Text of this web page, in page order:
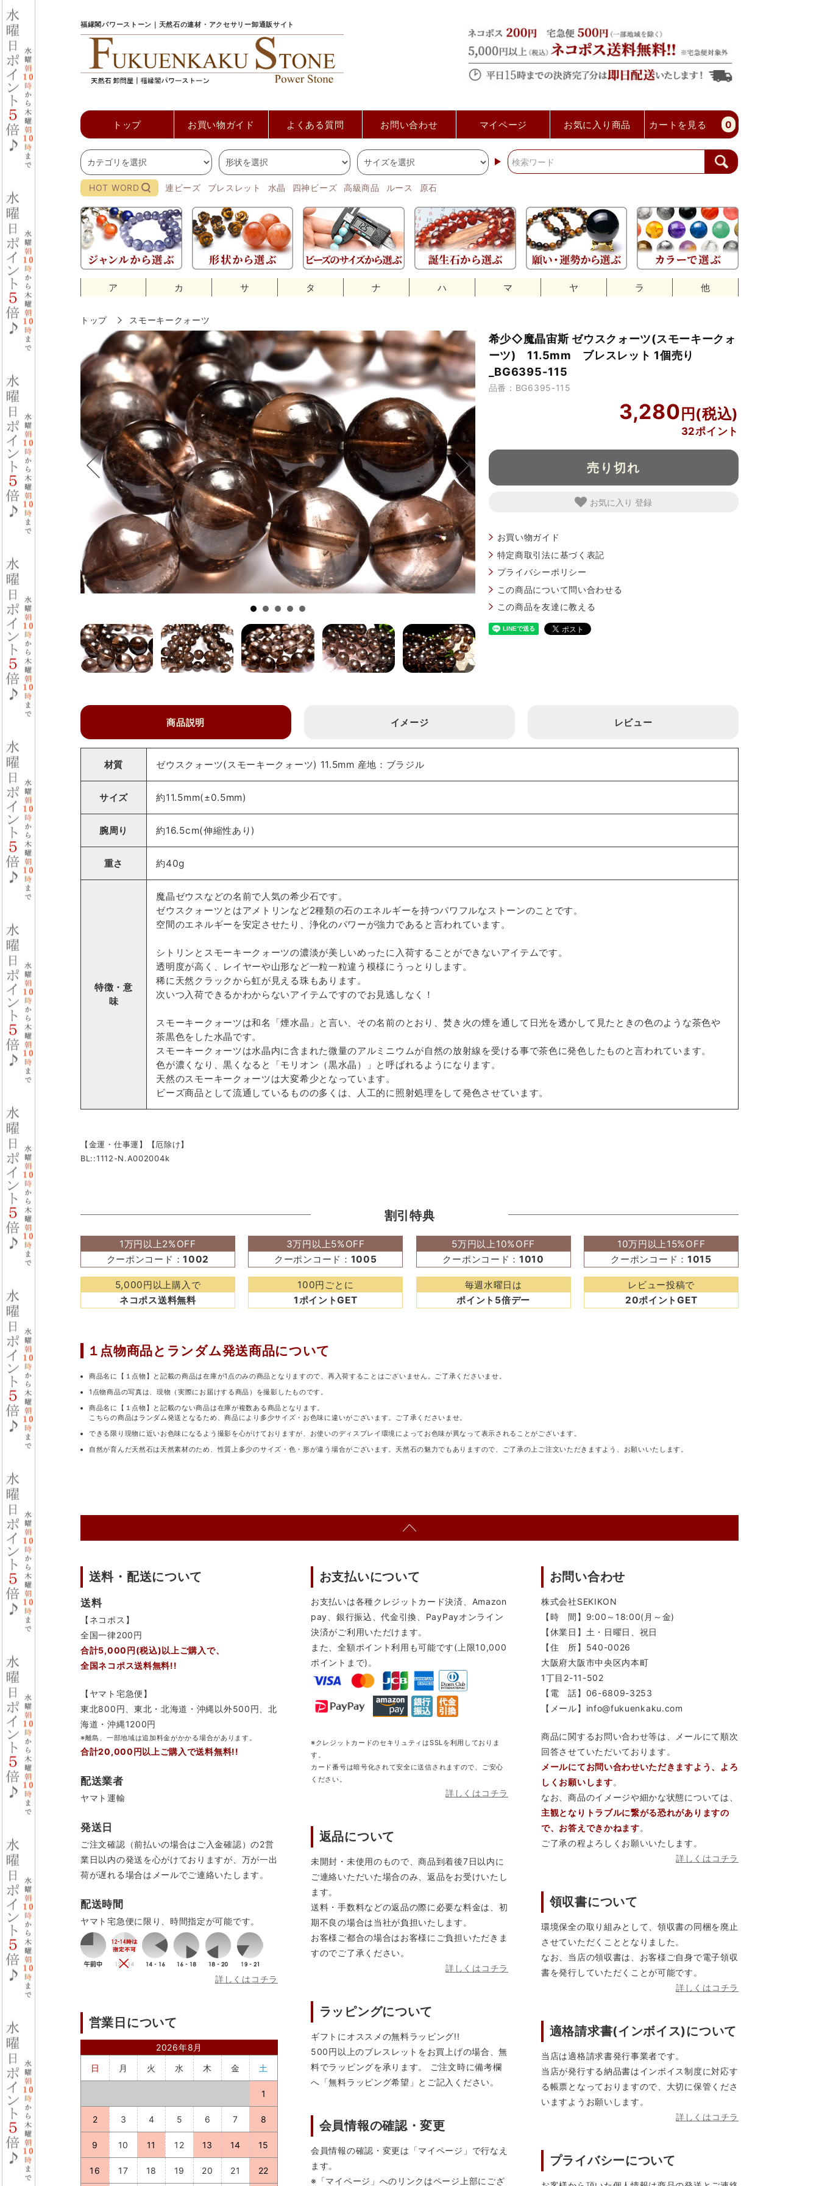
福縁閣パワーストーン｜天然石の連材・アクセサリー卸通販サイト
トップ お買い物ガイド よくある質問 お問い合わせ マイページ お気に入り商品 カートを見る 0
HOT WORD 連ビーズ ブレスレット 水晶 四神ビーズ 高級商品 ルース 原石
ア カ サ タ ナ ハ マ ヤ ラ 他
トップ スモーキークォーツ
希少◇魔晶宙斯 ゼウスクォーツ(スモーキークォ
ーツ) 11.5mm ブレスレット 1個売り
_BG6395-115
品番：BG6395-115
3,280
32ポイント
売り切れ
お気に入り
お買い物ガイド
特定商取引法に基づく表記
プライバシーポリシー
この商品について問い合わせる
この商品を友達に教える
商品説明 イメージ レビュー
材質 ゼウスクォーツ(スモーキークォーツ) 11.5mm 産地：ブラジル
サイズ 約11.5mm(±0.5mm)
腕周り 約16.5cm(伸縮性あり)
重さ 約40g
特徴・意
味
魔晶ゼウスなどの名前で人気の希少石です。
ゼウスクォーツとはアメトリンなど2種類の石のエネルギーを持つパワフルなストーンのことです。
空間のエネルギーを安定させたり、浄化のパワーが強力であると言われています。
シトリンとスモーキークォーツの濃淡が美しいめったに入荷することができないアイテムです。
透明度が高く、レイヤーや山形など一粒一粒違う模様にうっとりします。
稀に天然クラックから虹が見える珠もあります。
次いつ入荷できるかわからないアイテムですのでお見逃しなく！
スモーキークォーツは和名「煙水晶」と言い、その名前のとおり、焚き火の煙を通して日光を透かして見たときの色のような茶色や
茶黒色をした水晶です。
スモーキークォーツは水晶内に含まれた微量のアルミニウムが自然の放射線を受ける事で茶色に発色したものと言われています。
色が濃くなり、黒くなると「モリオン（黒水晶）」と呼ばれるようになります。
天然のスモーキークォーツは大変希少となっています。
ビーズ商品として流通しているものの多くは、人工的に照射処理をして発色させています。
【金運・仕事運】【厄除け】
BL::1112-N.A002004k
割引特典
1万円以上2%OFF
クーポンコード：1002
3万円以上5%OFF
クーポンコード： 1005
5万円以上10%OFF
クーポンコード：1010
10万円以上15%OFF
クーポンコード： 1015
5,000円以上購入で
ネコポス送料無料
100円ごとに
1ポイントGET
毎週水曜日は
ポイント5倍デー
レビュー投稿で
20ポイントGET
１点物商品と ランダム発送商品について
商品名に【１点物】と記載の商品は在庫が1点のみの商品となりますので、再入荷することはございません。ご了承くださいませ。
1点物商品の写真は、現物（実際にお届けする商品）を撮影したものです。
商品名に【１点物】と記載のない商品は在庫が複数ある商品となります。
こちらの商品はランダム発送となるため、商品により多少サイズ・お色味に違いがございます。ご了承くださいませ。
できる限り現物に近いお色味になるよう撮影を心がけておりますが、お使いのディスプレイ環境によってお色味が異なって表示されることがございます。
自然が育んだ天然石は天然素材のため、性質上多少のサイズ・色・形が違う場合がございます。天然石の魅力でもありますので、ご了承の上ご注文いただきますよう、お願いいたします。
送料・配送について
送料
【ネコポス】
全国一律200円
合計5,000円(税込)以上ご購入で、
全国ネコポス送料無料!!
【ヤマト宅急便】
東北800円、東北・北海道・沖縄以外500円、北
海道・沖縄1200円
※離島、一部地域は追加料金がかかる場合があります。
合計20,000円以上ご購入で送料無料!!
配送業者
ヤマト運輸
発送日
ご注文確認（前払いの場合はご入金確認）の2営
業日以内の発送を心がけておりますが、万が一出
荷が遅れる場合はメールでご連絡いたします。
配送時間
ヤマト宅急便に限り、時間指定が可能です。
詳しくはコチラ
営業日について
2026年8月
日
月 火 水 木 金 土
1
2 3 4 5 6 7 8
9 10 11 12 13 14 15
16 17 18 19 20 21 22
お支払いについて
お支払いは各種クレジットカード決済、Amazon
pay、銀行振込、代金引換、PayPayオンライン
決済がご利用いただけます。
また、全額ポイント利用も可能です(上限10,000
ポイントまで)。
※クレジットカードのセキリュティはSSLを利用しておりま
す。
カード番号は暗号化されて安全に送信されますので、ご安心
ください。
詳しくはコチラ
返品について
未開封・未使用のもので、商品到着後7日以内に
ご連絡いただいた場合のみ、返品をお受けいたし
ます。
送料・手数料などの返品の際に必要な料金は、初
期不良の場合は当社が負担いたします。
お客様ご都合の場合はお客様にご負担いただきま
すのでご了承ください。
詳しくはコチラ
ラッピングについて
ギフトにオススメの無料ラッピング!!
500円以上のブレスレットをお買上げの場合、無
料でラッピングを承ります。 ご注文時に備考欄
へ「無料ラッピング希望」とご記入ください。
会員情報の確認・変更
会員情報の確認・変更は「マイページ」で行なえ
ます。
※「マイページ」へのリンクはページ上部にござ
お問い合わせ
株式会社SEKIKON
【時 間】9:00～18:00(月～金)
【休業日】土・日曜日、祝日
【住 所】540-0026
大阪府大阪市中央区内本町
1丁目2-11-502
【電 話】06-6809-3253
【メール】info@fukuenkaku.com
商品に関するお問い合わせ等は、メールにて順次
回答させていただいております。
メールにてお問い合わせいただきますよう、よろ
しくお願いします。
なお、商品のイメージや細かな状態については、
主観となりトラブルに繋がる恐れがありますの
で、お答えできかねます。
ご了承の程よろしくお願いいたします。
詳しくはコチラ
領収書について
環境保全の取り組みとして、領収書の同梱を廃止
させていただくこととなりました。
なお、当店の領収書は、お客様ご自身で電子領収
書を発行していただくことが可能です。
詳しくはコチラ
適格請求書(インボイス)について
当店は適格請求書発行事業者です。
当店が発行する納品書はインボイス制度に対応す
る帳票となっておりますので、大切に保管くださ
いますようお願いします。
詳しくはコチラ
プライバシーについて